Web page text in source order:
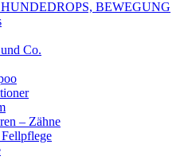
BEWEGUNG
Co.
– Zähne